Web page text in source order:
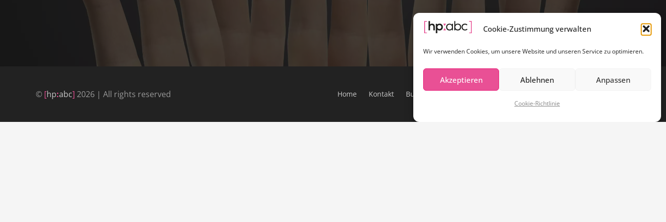
Cookie-Zustimmung verwalten
Wir verwenden Cookies, um unsere Website und unseren Service zu optimieren.
Akzeptieren Ablehnen Anpassen
Cookie-Richtlinie
© [hp:abc] 2026 | All rights reserved Home Kontakt Buchen Impressum AGB